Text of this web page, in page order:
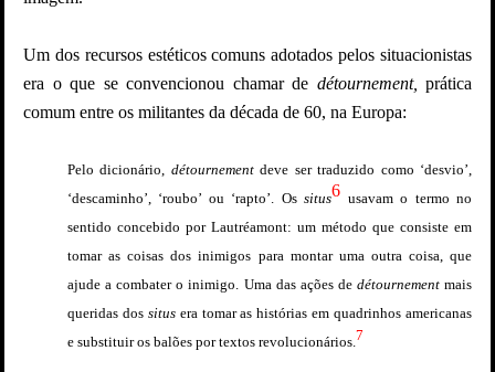
Um dos recursos estéticos comuns adotados pelos situacionistas
era o que se convencionou chamar de détournement, prática
comum entre os militantes da década de 60, na Europa:
Pelo dicionário, détournementdeve ser traduzido como ‘desvio’,
‘descaminho’, ‘roubo’ ou ‘rapto’. Ossitus6 usavam o termo no
sentido concebido por Lautréamont: um método que consiste em
tomar as coisas dos inimigos para montar uma outra coisa, que
ajude a combater o inimigo. Uma das ações de détournementmais
queridas dos situsera tomar as histórias em quadrinhos americanas
e substituir os balões por textos revolucionários.7